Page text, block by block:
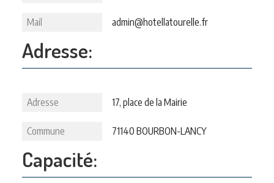
Mail admin@hotellatourelle.fr
Adresse:
Adresse 17, place de la Mairie
Commune 71140 BOURBON-LANCY
Capacité: